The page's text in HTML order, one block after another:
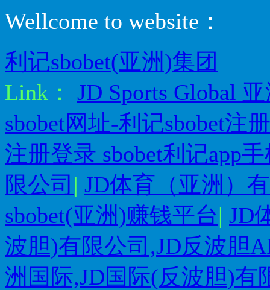
Wellcome to website：
利记sbobet(亚洲)集团
Link： JD Sports Global
sbobet网址-利记sbobet注
注册登录 sbobet利记app
限公司 | JD体育（亚洲）
sbobet(亚洲)赚钱平台| JD
波胆)有限公司,JD反波胆
洲国际,JD国际(反波胆)有